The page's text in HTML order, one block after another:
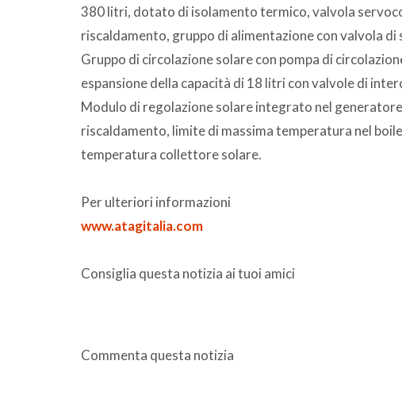
380 litri, dotato di isolamento termico, valvola
riscaldamento, gruppo di alimentazione con valvola
Gruppo di circolazione solare con pompa di
espansione della capacità di 18 litri con valvole di
Modulo di regolazione solare integrato nel
riscaldamento, limite di massima temperatura nel
temperatura collettore solare.
Per ulteriori informazioni
www.atagitalia.com
Consiglia questa notizia ai tuoi amici
Commenta questa notizia